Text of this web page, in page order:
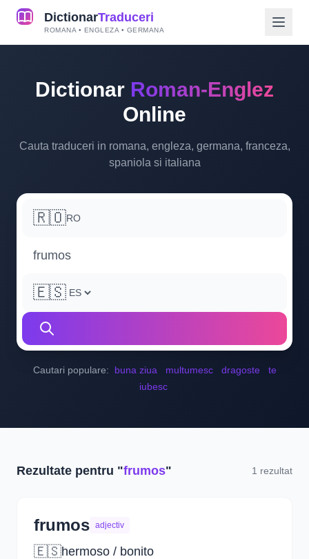
DictionarTraduceri
ROMANA • ENGLEZA • GERMANA
Dictionar Roman-Englez
Online
Cauta traduceri in romana, engleza, germana, franceza,
spaniola si italiana
🇷🇴RO
🇪🇸
Cautari populare: buna ziua multumesc dragoste
te
iubesc
Rezultate pentru "frumos" 1 rezultat
frumos adjectiv
🇪🇸hermoso / bonito